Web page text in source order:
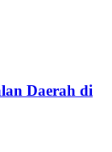
Daerah di